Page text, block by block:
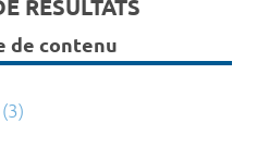
RÉSULTATS
de contenu
(3)